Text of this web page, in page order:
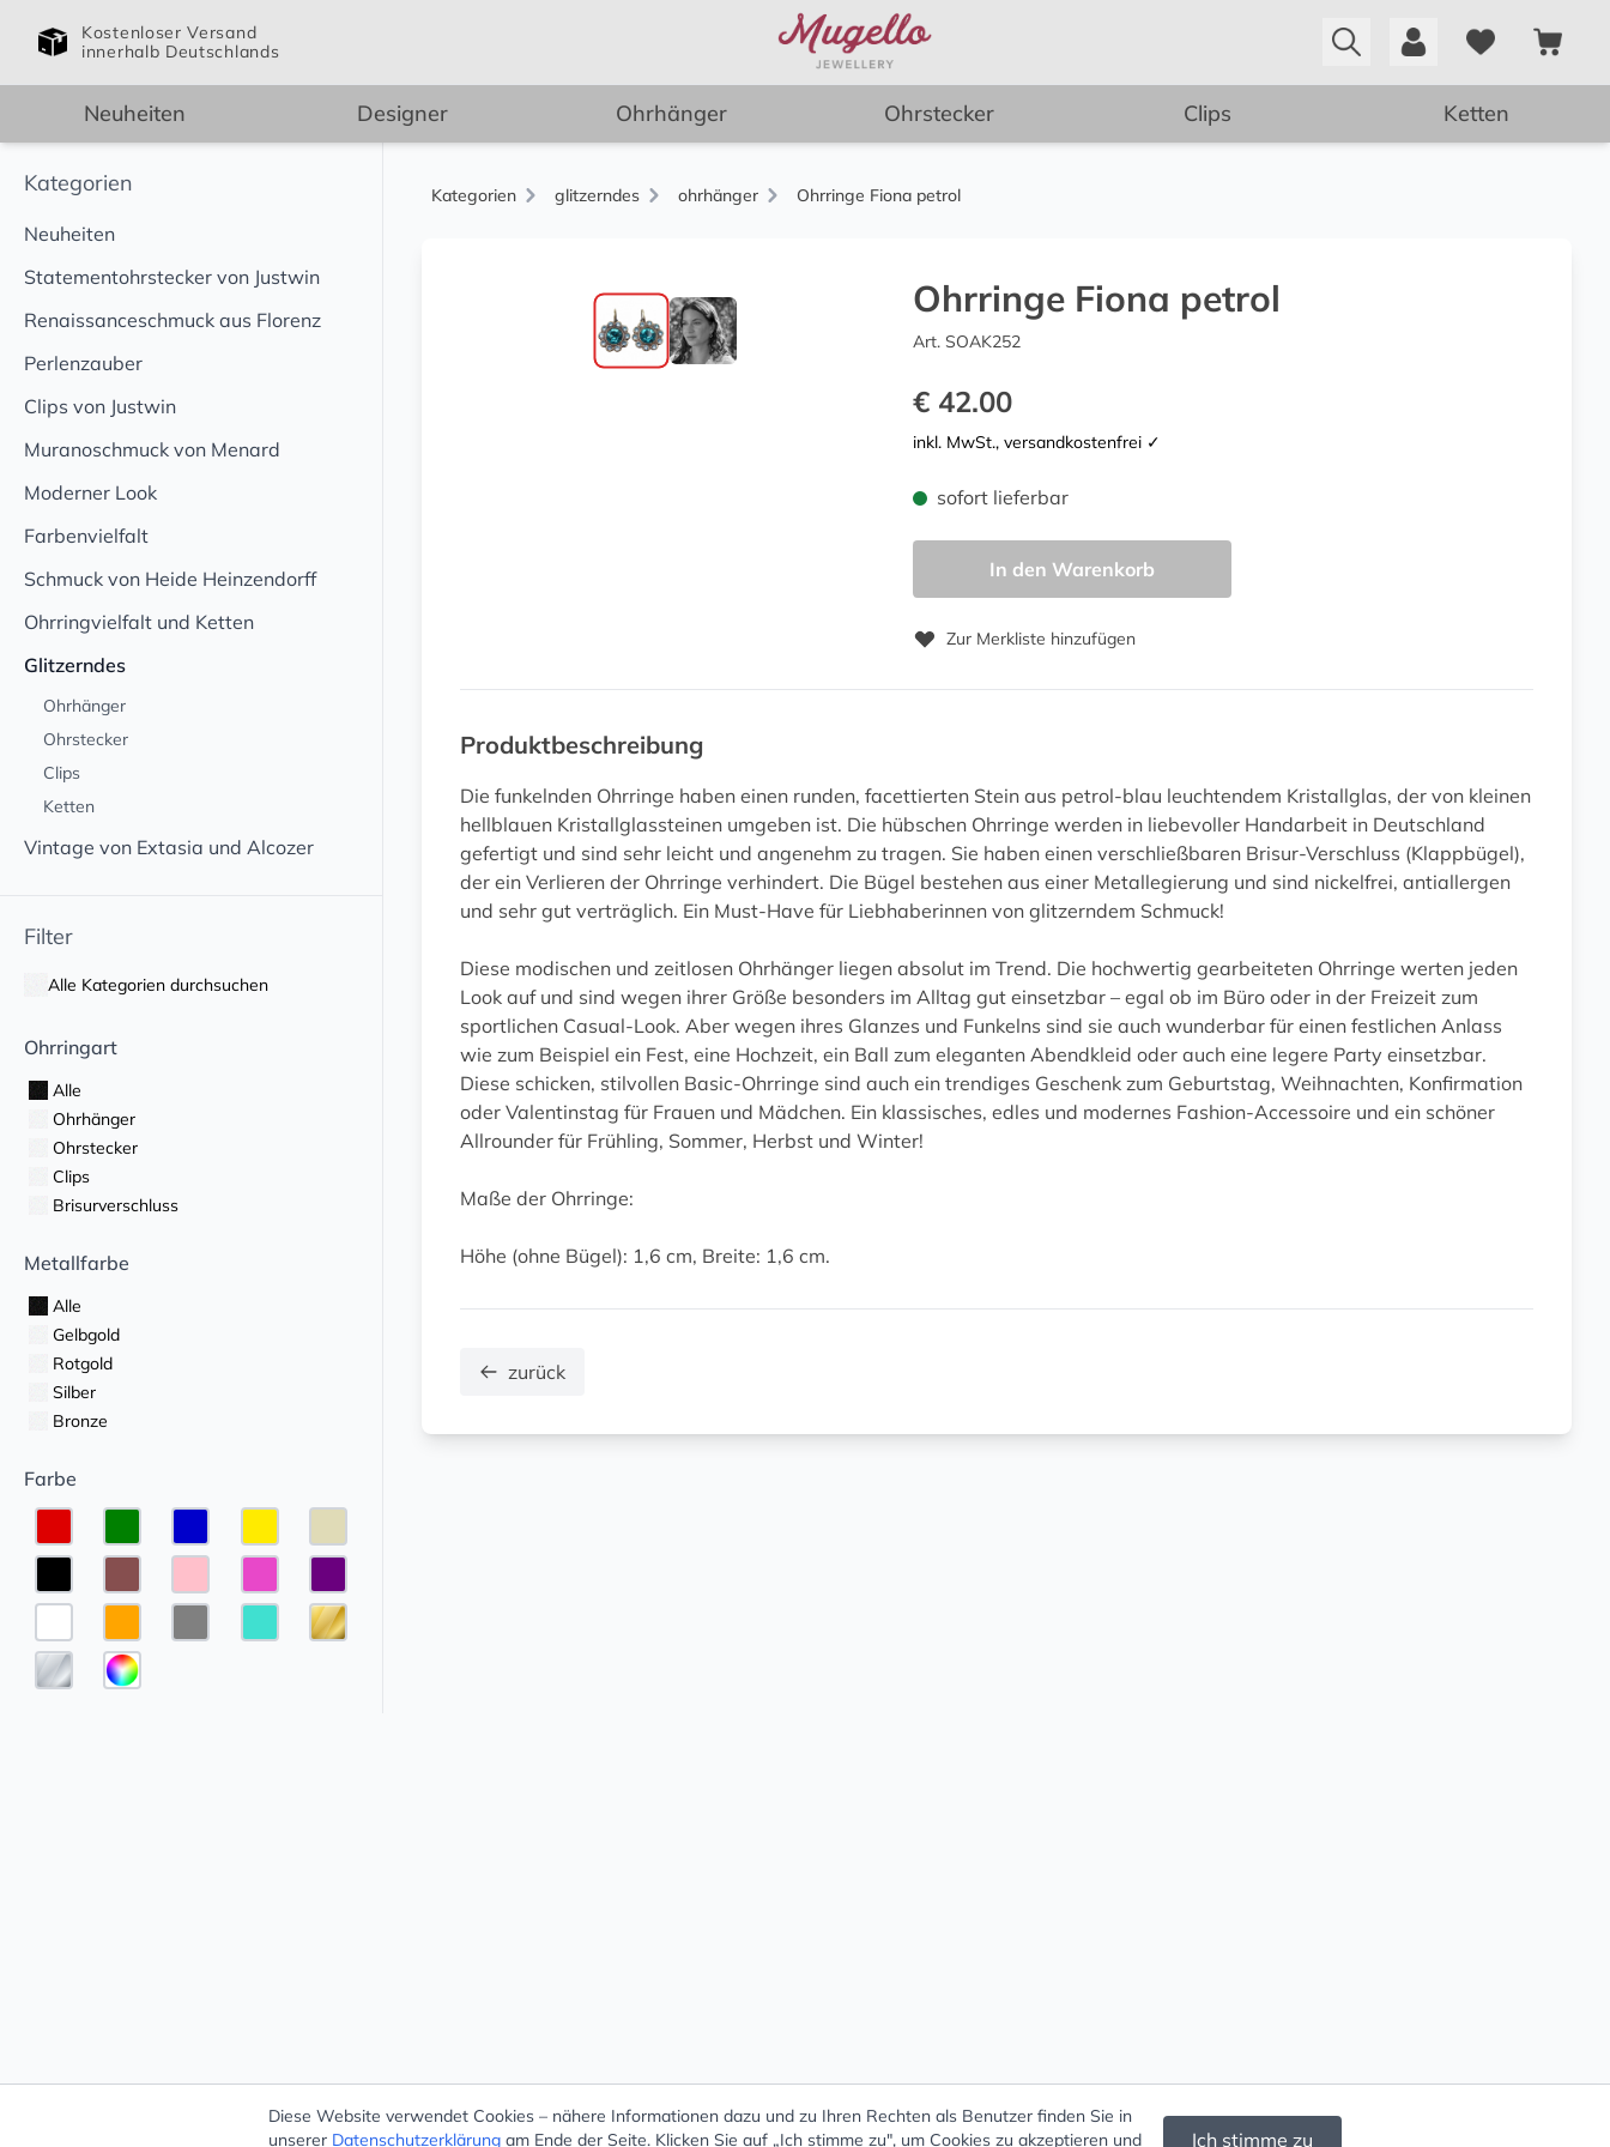
Kostenloser Versand
innerhalb Deutschlands
Neuheiten Designer Ohrhänger Ohrstecker Clips Ketten
Kategorien
Neuheiten
Statementohrstecker von Justwin
Renaissanceschmuck aus Florenz
Perlenzauber
Clips von Justwin
Muranoschmuck von Menard
Moderner Look
Farbenvielfalt
Schmuck von Heide Heinzendorff
Ohrringvielfalt und Ketten
Glitzerndes
Ohrhänger
Ohrstecker
Clips
Ketten
Vintage von Extasia und Alcozer
Filter
Alle Kategorien durchsuchen
Ohrringart
Alle
Ohrhänger
Ohrstecker
Clips
Brisurverschluss
Metallfarbe
Alle
Gelbgold
Rotgold
Silber
Bronze
Farbe
Kategorien glitzerndes ohrhänger Ohrringe Fiona petrol
Ohrringe Fiona petrol
Art. SOAK252
€ 42.00
inkl. MwSt., versandkostenfrei ✓
sofort lieferbar
In den Warenkorb
Zur Merkliste hinzufügen
Produktbeschreibung
Die funkelnden Ohrringe haben einen runden, facettierten Stein aus petrol-blau leuchtendem Kristallglas, der von kleinen
hellblauen Kristallglassteinen umgeben ist. Die hübschen Ohrringe werden in liebevoller Handarbeit in Deutschland
gefertigt und sind sehr leicht und angenehm zu tragen. Sie haben einen verschließbaren Brisur-Verschluss (Klappbügel),
der ein Verlieren der Ohrringe verhindert. Die Bügel bestehen aus einer Metallegierung und sind nickelfrei, antiallergen
und sehr gut verträglich. Ein Must-Have für Liebhaberinnen von glitzerndem Schmuck!
Diese modischen und zeitlosen Ohrhänger liegen absolut im Trend. Die hochwertig gearbeiteten Ohrringe werten jeden
Look auf und sind wegen ihrer Größe besonders im Alltag gut einsetzbar – egal ob im Büro oder in der Freizeit zum
sportlichen Casual-Look. Aber wegen ihres Glanzes und Funkelns sind sie auch wunderbar für einen festlichen Anlass
wie zum Beispiel ein Fest, eine Hochzeit, ein Ball zum eleganten Abendkleid oder auch eine legere Party einsetzbar.
Diese schicken, stilvollen Basic-Ohrringe sind auch ein trendiges Geschenk zum Geburtstag, Weihnachten, Konfirmation
oder Valentinstag für Frauen und Mädchen. Ein klassisches, edles und modernes Fashion-Accessoire und ein schöner
Allrounder für Frühling, Sommer, Herbst und Winter!
Maße der Ohrringe:
Höhe (ohne Bügel): 1,6 cm, Breite: 1,6 cm.
zurück
Diese Website verwendet Cookies – nähere Informationen dazu und zu Ihren Rechten als Benutzer finden Sie in
unserer Datenschutzerklärung am Ende der Seite. Klicken Sie auf „Ich stimme zu", um Cookies zu akzeptieren und Ich stimme zu